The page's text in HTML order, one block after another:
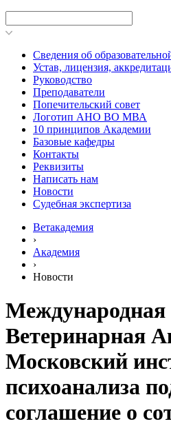
Сведения об
Устав, лицензия,
Руководство
Преподаватели
Попечительский совет
Логотип АНО ВО МВА
10 принципов Академии
Базовые кафедры
Контакты
Реквизиты
Написать нам
Новости
Судебная экспертиза
Ветакадемия
›
Академия
›
Новости
Международная
Ветеринарная
Московский
психоанализа
соглашение о